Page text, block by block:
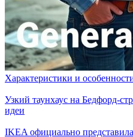
Характеристики и
Узкий таунхаус на Бедфорд-
идеи
IKEA официально